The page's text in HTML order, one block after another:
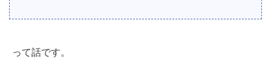
って話です。